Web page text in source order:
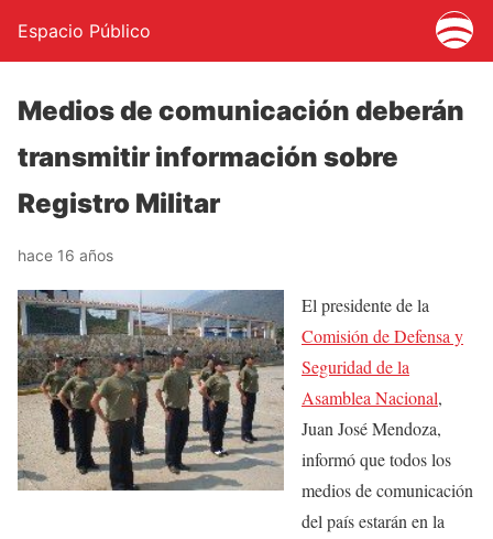
Espacio Público
Medios de comunicación deberán
transmitir información sobre
Registro Militar
hace 16 años
El presidente de la
Comisión de Defensa y
Seguridad de la
Asamblea Nacional,
Juan José Mendoza,
informó que todos los
medios de comunicación
del país estarán en la